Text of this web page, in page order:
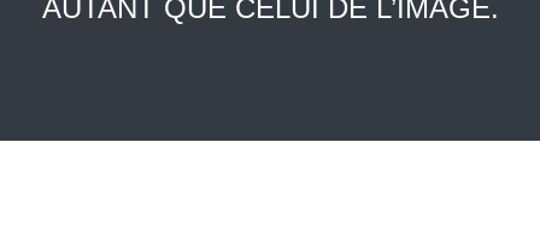
AUTANT QUE CELUI DE L’IMAGE.